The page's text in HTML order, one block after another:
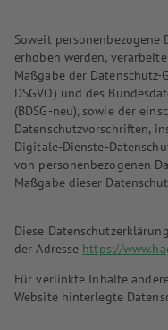
Soweit personenbezogene
erhoben werden,
Maßgabe der
DSGVO) und des
(BDSG-neu), sowie der
Datenschutzvorschriften,
Digitale-Dienste-
von personenbezogenen
Maßgabe dieser
Diese
der Adresse https://
Für verlinkte Inhalte
Website hinterlegte